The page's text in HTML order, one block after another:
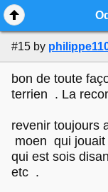
#15 by
bon de toute
terrien . La
revenir toujours
moen qui
qui est sois
etc .